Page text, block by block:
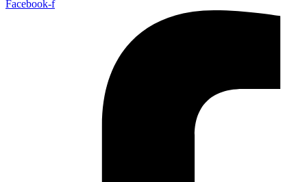
Facebook-f